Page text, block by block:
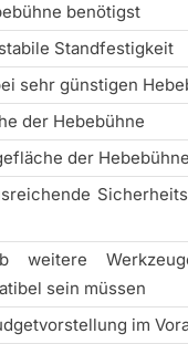
benötigst
Standfestigkeit
sehr günstigen
der Hebebühne
der Hebebühne
weitere
sein müssen
im